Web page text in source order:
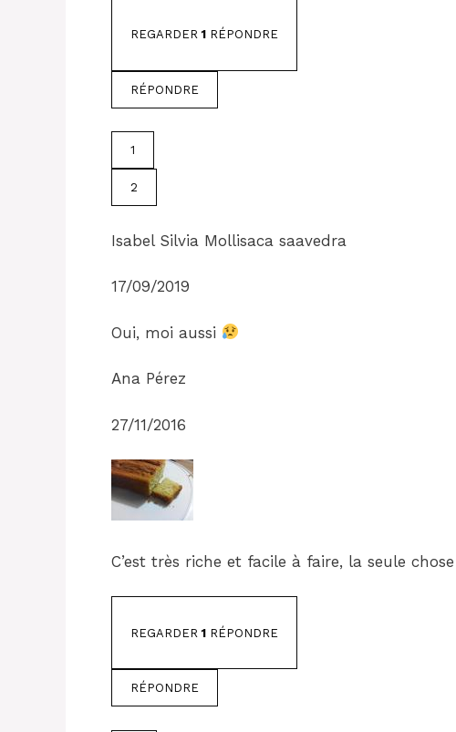
REGARDER1 RÉPONDRE
RÉPONDRE
1
2
Isabel Silvia Mollisaca saavedra
17/09/2019
Oui, moi aussi
Ana Pérez
27/11/2016
C’est très riche et facile à faire, la seule
REGARDER1 RÉPONDRE
RÉPONDRE